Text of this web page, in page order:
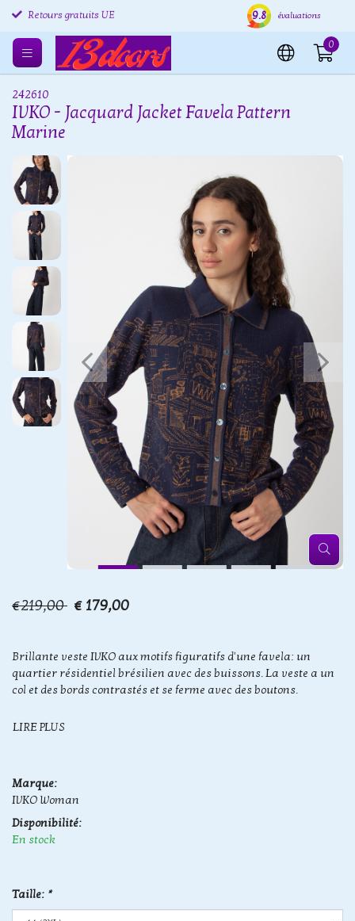
Retours gratuits UE Expédition sous 24 heures
9.8 évaluations
0
242610
IVKO - Jacquard Jacket Favela Pattern
Marine
€219,00 € 179,00
Brillante veste IVKO aux motifs figuratifs d'une favela: un
quartier résidentiel brésilien avec des buissons. La veste a un
col et des bords contrastés et se ferme avec des boutons.
LIRE PLUS
Marque:
IVKO Woman
Disponibilité:
En stock
Taille: *